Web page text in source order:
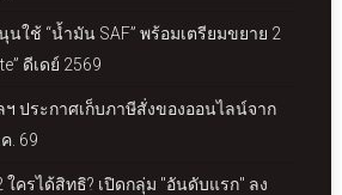
นใช้ “น้ำมัน SAF” พร้อมเตรียมขยาย 2
ดีเดย์ 2569
ฯ ประกาศเก็บภาษีสั่งของออนไลน์จาก
. 69
ครได้สิทธิ? เปิดกลุ่ม "อันดับแรก" ลง